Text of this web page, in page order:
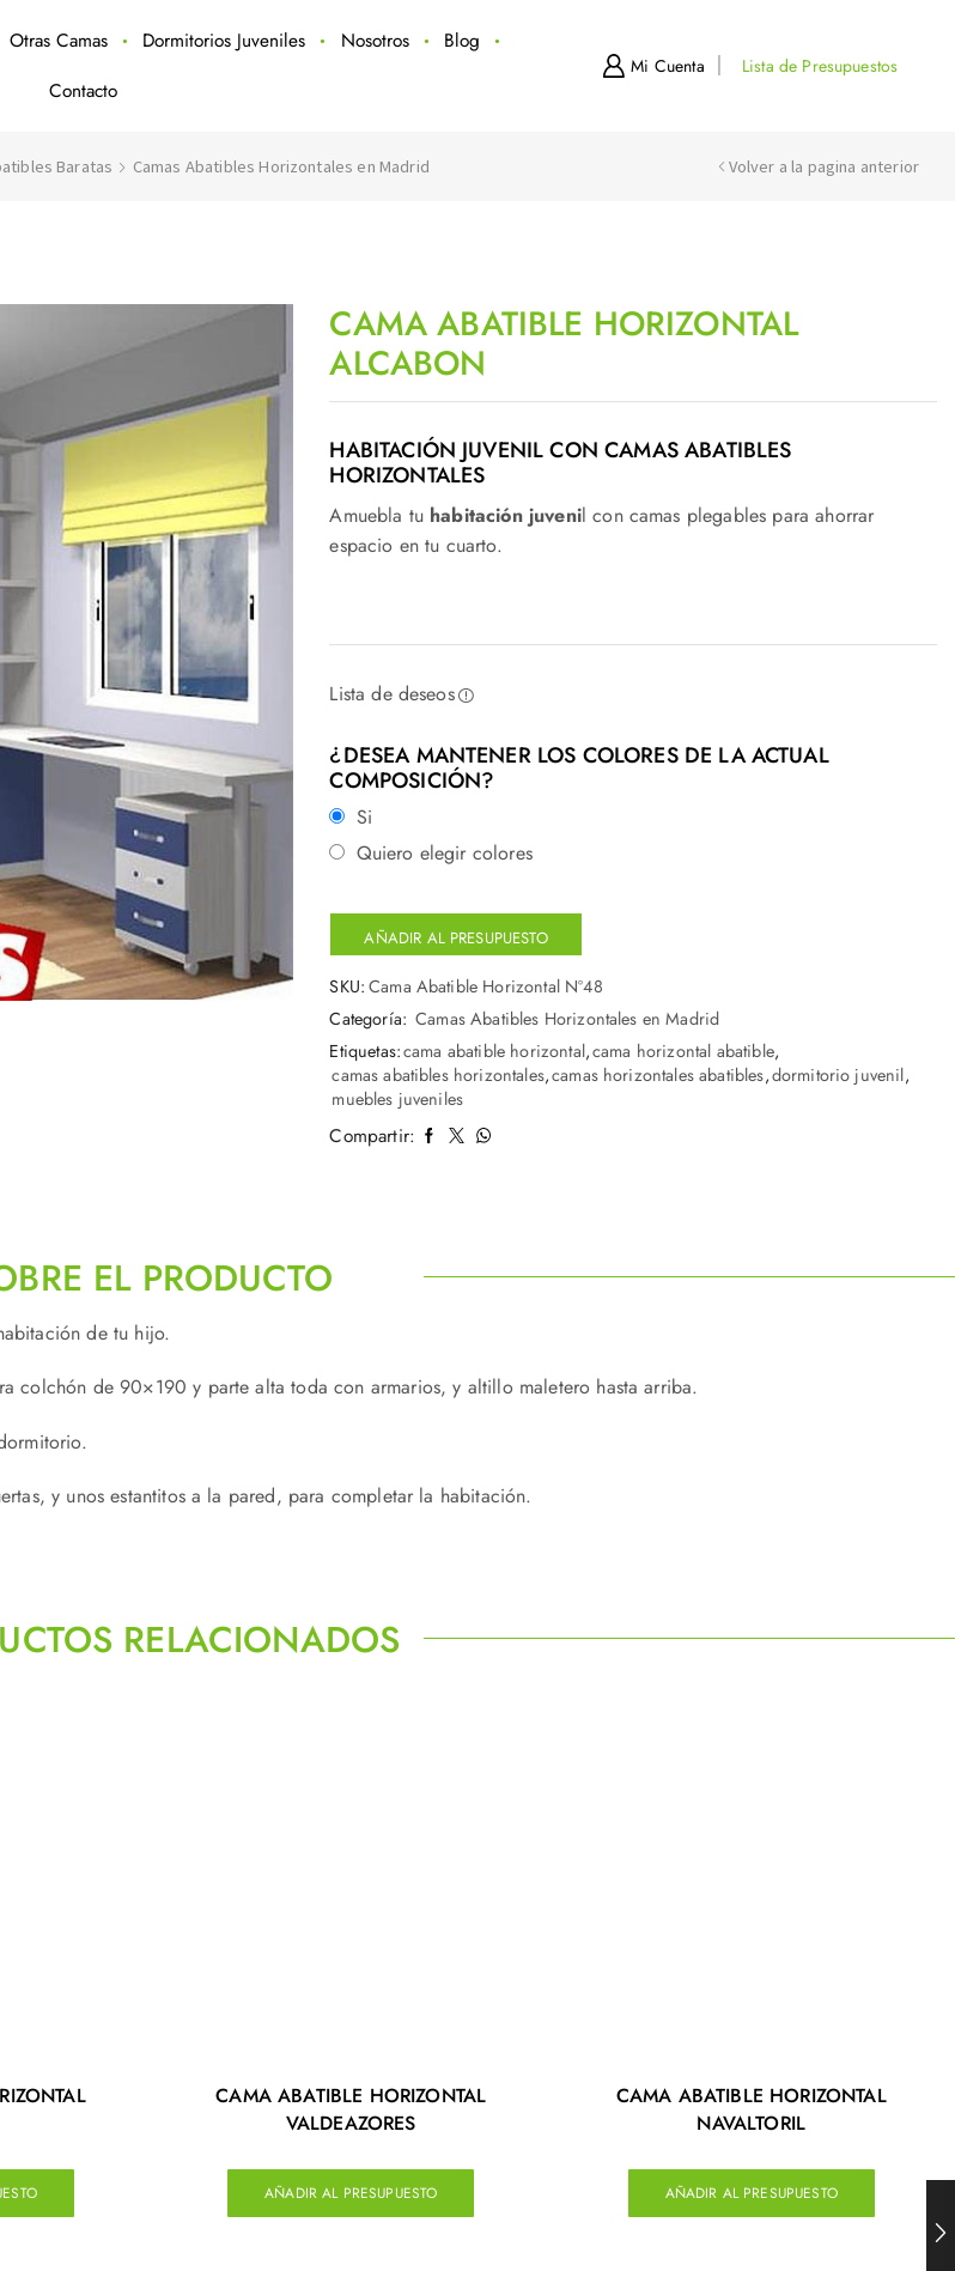
Otras Camas Dormitorios Juveniles Nosotros
Blog
Contacto
Mi Cuenta Lista de Presupuestos
Baratas Camas Abatibles Horizontales en Madrid Volver a la pagina anterior
CAMA ABATIBLE HORIZONTAL
ALCABON
HABITACIÓN JUVENIL CON CAMAS ABATIBLES
HORIZONTALES
Amuebla tu habitación juvenil con camas plegables para ahorrar
espacio en tu cuarto.
Lista de deseos
¿DESEA MANTENER LOS COLORES DE LA ACTUAL
COMPOSICIÓN?
Si
Quiero elegir colores
AÑADIR AL PRESUPUESTO
SKU: Cama Abatible Horizontal Nº48
Categoría: Camas Abatibles Horizontales en Madrid
Etiquetas:cama abatible horizontal,cama horizontal abatible,
camas abatibles horizontales,camas horizontales abatibles,dormitorio juvenil,
muebles juveniles
Compartir:
EL PRODUCTO
de tu hijo.
colchón de 90×190 y parte alta toda con armarios, y altillo maletero hasta arriba.
y unos estantitos a la pared, para completar la habitación.
RELACIONADOS
CAMA ABATIBLE HORIZONTAL
VALDEAZORES
AÑADIR AL PRESUPUESTO
CAMA ABATIBLE HORIZONTAL
NAVALTORIL
AÑADIR AL PRESUPUESTO